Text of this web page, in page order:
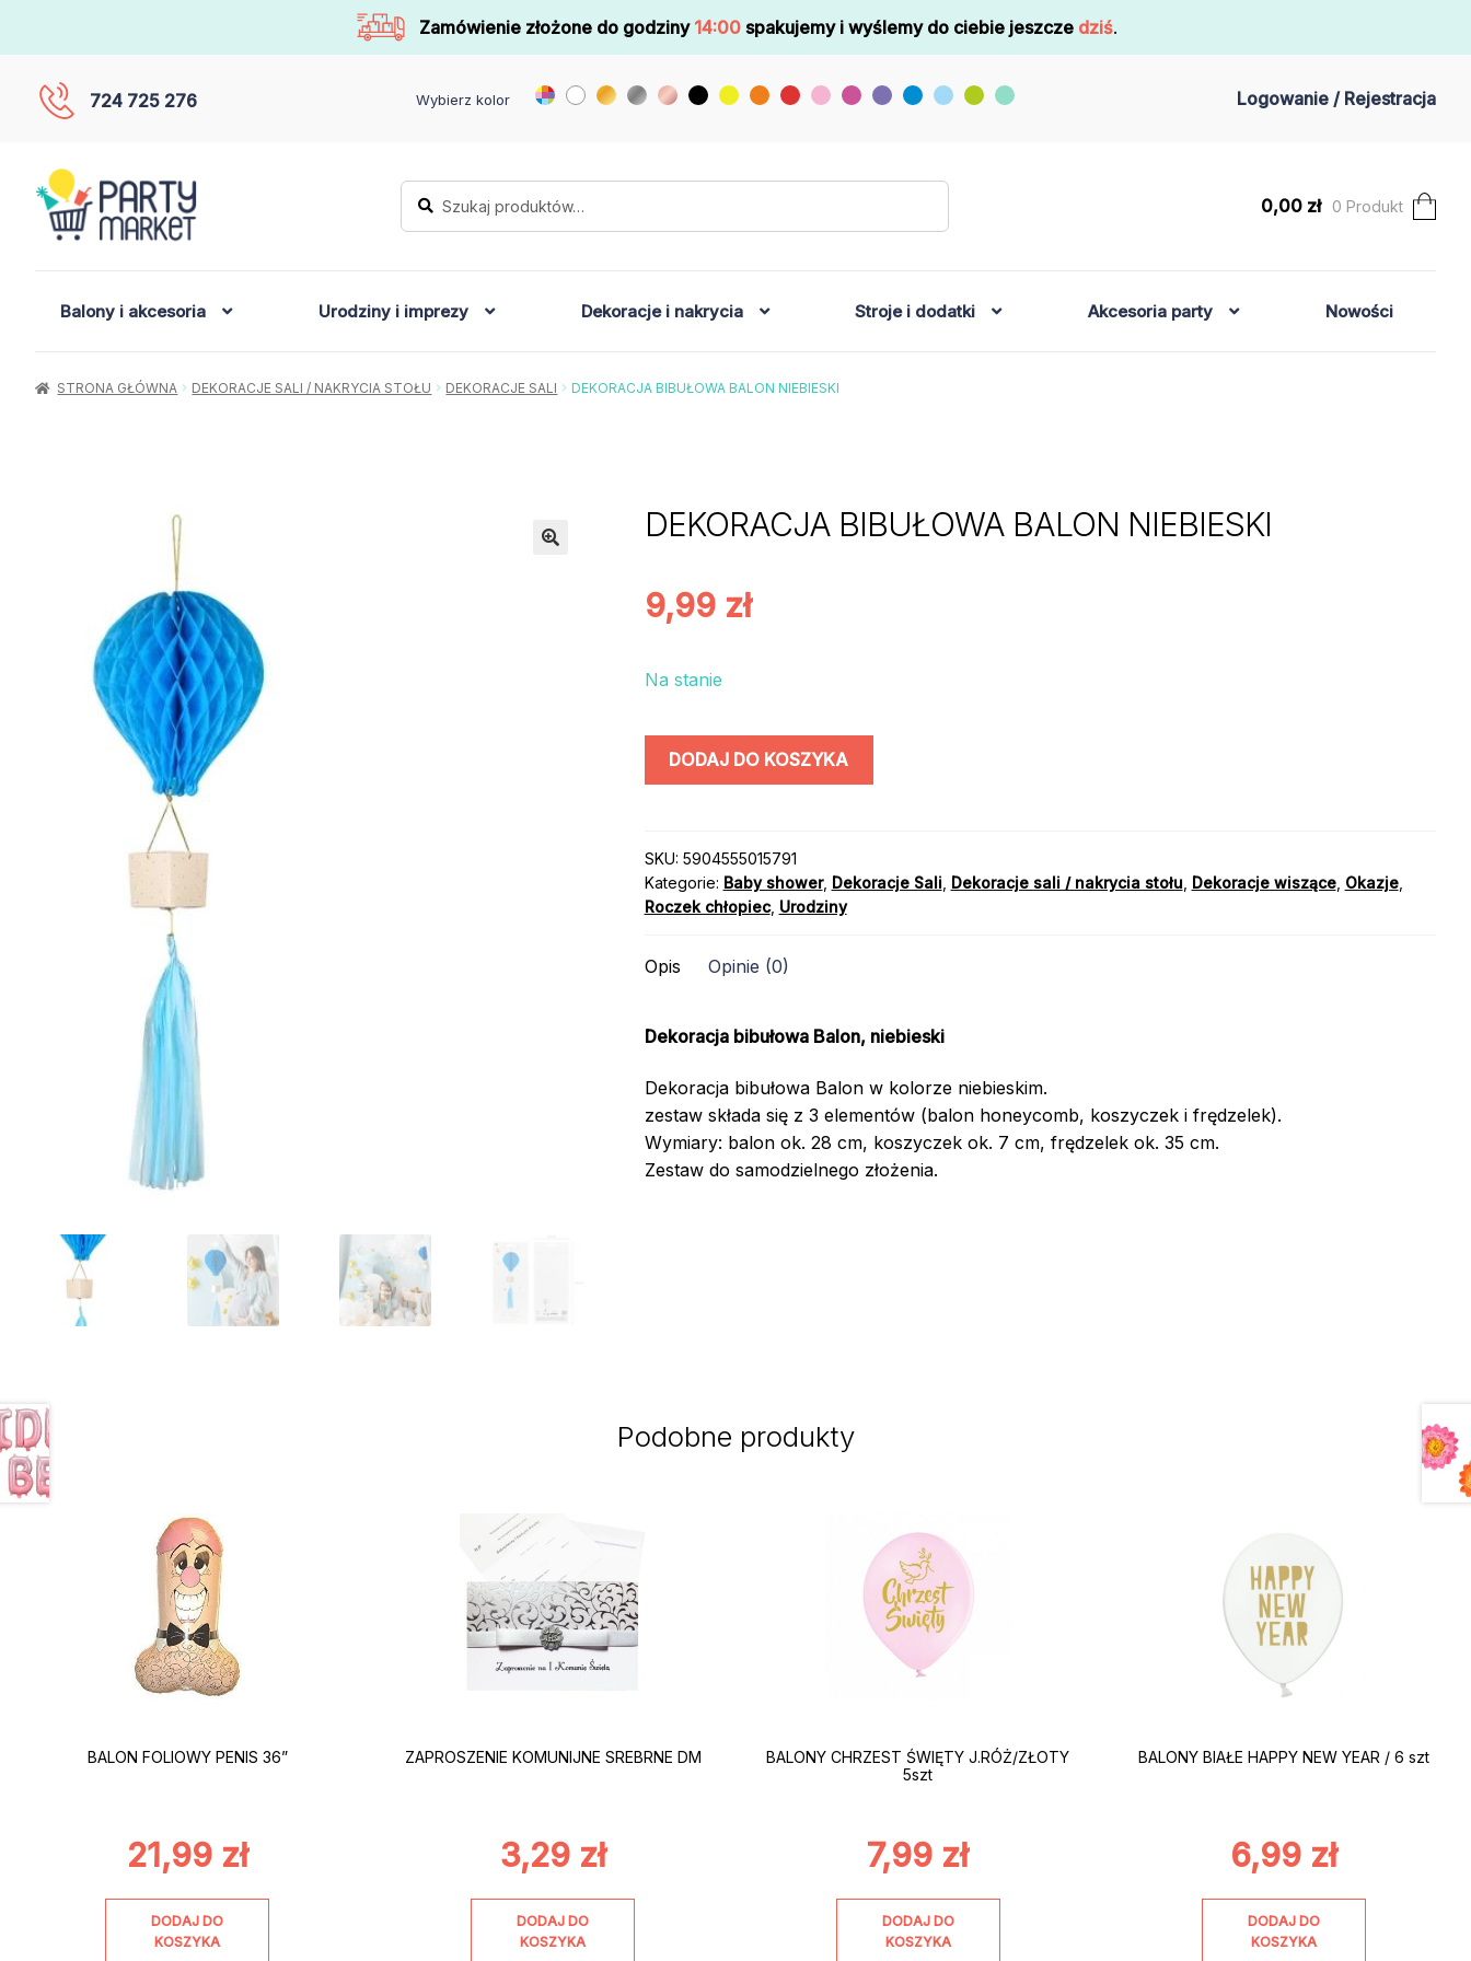
Zamówienie złożone do godziny 14:00 spakujemy i wyślemy do ciebie jeszcze dziś.
724 725 276 Wybierz kolor Logowanie / Rejestracja
Szukaj:
Szukaj
0,00 zł 0 Produkt
Balony i akcesoria Urodziny i imprezy Dekoracje i nakrycia Stroje i dodatki Akcesoria party Nowości
STRONA GŁÓWNA DEKORACJE SALI / NAKRYCIA STOŁU DEKORACJE SALI DEKORACJA BIBUŁOWA BALON NIEBIESKI
DEKORACJA BIBUŁOWA BALON NIEBIESKI
9,99 zł
Na stanie
ilość
NIEBIESKI
DODAJ DO KOSZYKA
SKU: 5904555015791
Kategorie: Baby shower, Dekoracje Sali, Dekoracje sali / nakrycia stołu, Dekoracje wiszące, Okazje,
Roczek chłopiec, Urodziny
Opis Opinie (0)
Dekoracja bibułowa Balon, niebieski
Dekoracja bibułowa Balon w kolorze niebieskim.
zestaw składa się z 3 elementów (balon honeycomb, koszyczek i frędzelek).
Wymiary: balon ok. 28 cm, koszyczek ok. 7 cm, frędzelek ok. 35 cm.
Zestaw do samodzielnego złożenia.
Podobne produkty
BALON FOLIOWY PENIS 36”
21,99 zł
DODAJ DO
KOSZYKA
ZAPROSZENIE KOMUNIJNE SREBRNE DM
3,29 zł
DODAJ DO
KOSZYKA
BALONY CHRZEST ŚWIĘTY J.RÓŻ/ZŁOTY
5szt
7,99 zł
DODAJ DO
KOSZYKA
BALONY BIAŁE HAPPY NEW YEAR / 6 szt
6,99 zł
DODAJ DO
KOSZYKA